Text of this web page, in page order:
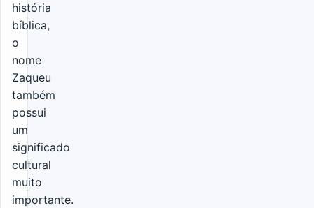
história
bíblica,
o
nome
Zaqueu
também
possui
um
significado
cultural
muito
importante.